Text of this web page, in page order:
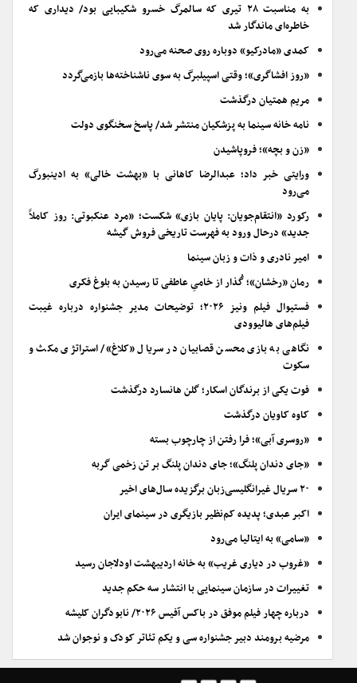
به مناسبت ۲۸ تیری که سالمرگ خسرو شکیبایی بود/ دیداری که
خاطره‌ای ماندگار شد
کمدی «مادرکیو» دوباره روی صحنه می‌رود
«روز افشاگری»؛ وقتی اسپیلبرگ به سوی ناشناخته‌ها بازمی‌گردد
مریم همتیان درگذشت
نامه خانه سینما به پزشکیان منتشر شد/ پاسخ سخنگوی دولت
«زن و بچه»؛ فروپاشیدن
ورایتی خبر داد؛ عبدالرضا کاهانی با «بهشت خالی» به ادینبورگ
می‌رود
رکورد «انتقام‌جویان: پایان بازی» شکست؛ «مرد عنکبوتی: روز کاملاً
جدید» درحال ورود به فهرست تاریخی فروش گیشه
امیر نادری و ذات و زبان سینما
رمان «رخشان»؛ گُذار از خامیِ عاطفی تا رسیدن به بلوغ فکری
فستیوال فیلم ونیز ۲۰۲۶؛ توضیحات مدیر جشنواره درباره غیبت
فیلم‌های هالیوودی
نگاهی به بازی محسن قصابیان در سریال «کلاغ»/ استراتژی مکث و
سکوت
فوت یکی از برندگان اسکار؛ گلن هانسارد درگذشت
کاوه کاویان درگذشت
«روسری آبی»؛ فرا رفتن از چارچوب بسته
«جای دندان پلنگ»؛ جای دندان پلنگ بر تن زخمی گربه
۲۰ سریال غیرانگلیسی‌زبان برگزیده سال‌های اخیر
اکبر عبدی؛ پدیده کم‌نظیر بازیگری در سینمای ایران
«سامی» به ایتالیا می‌رود
«غروب در دیاری غریب» به خانه اردیبهشت اودلاجان رسید
تغییرات در سازمان سینمایی با انتشار سه حکم جدید
درباره چهار فیلم موفق در باکس آفیس ۲۰۲۶/ نابودگران کلیشه
مرضیه برومند دبیر جشنواره سی و یکم تئاتر کودک و نوجوان شد